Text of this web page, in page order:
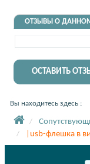
ОТЗЫВЫ О
ОСТАВИТЬ
Вы находитесь здесь :
|usb-флешка в